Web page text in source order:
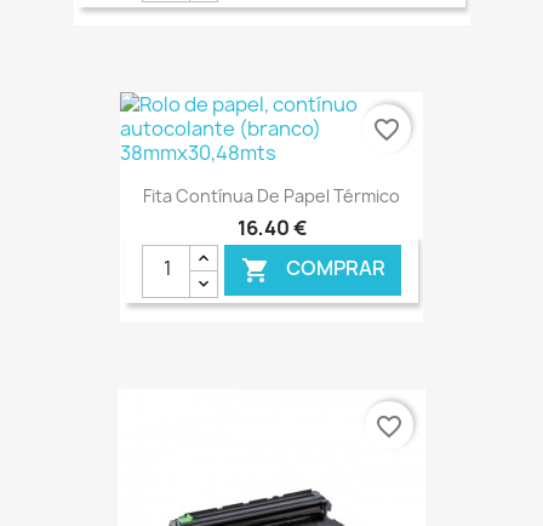
€ ONLINE
Fita Contínua De Papel Térmico
16,40 €
 COMPRAR
favorite_border
favorite_border